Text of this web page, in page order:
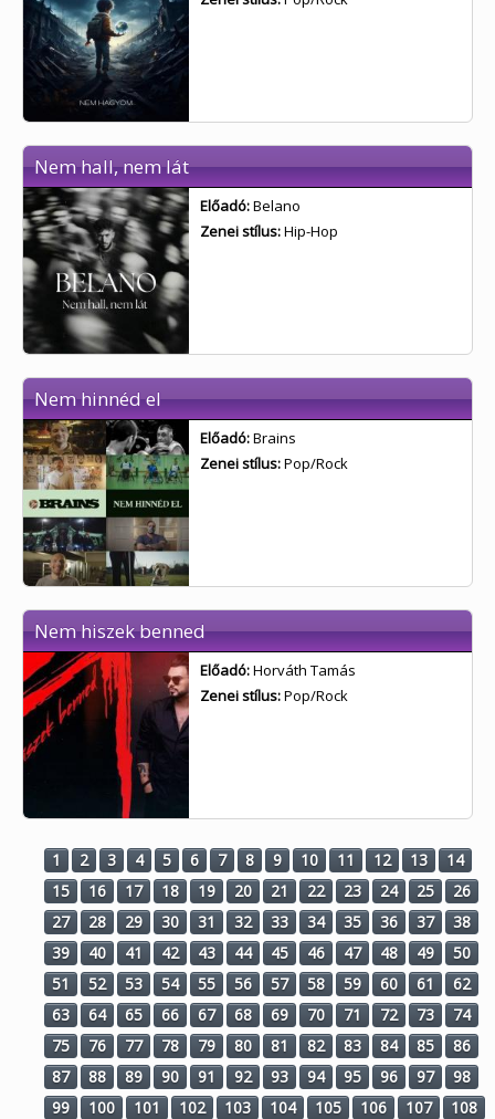
Nem hall, nem lát
Előadó:Belano
Zenei stílus:Hip-Hop
Nem hinnéd el
Előadó:Brains
Zenei stílus:Pop/Rock
Nem hiszek benned
Előadó:Horváth Tamás
Zenei stílus:Pop/Rock
1 2 3 4 5 6 7 8 9 10 11 12 13
14
15
16 17 18 19 20 21 22 23 24 25
26
27
28 29 30 31 32 33 34 35 36 37
38
39
40 41 42 43 44 45 46 47 48 49
50
51
52 53 54 55 56 57 58 59 60 61
62
63
64 65 66 67 68 69 70 71 72 73
74
75
76 77 78 79 80 81 82 83 84 85
86
87
88 89 90 91 92 93 94 95 96 97
98
99
100 101 102 103 104 105 106 107
108